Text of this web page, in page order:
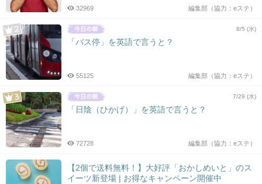
編集部（協力：eステ）
32969
8/5 (水)
「バス停」を英語で言うと？
編集部（協力：eステ）
55125
7/29 (水)
「日陰（ひかげ）」を英語で言うと？
編集部（協力：eステ）
72728
【2個で送料無料！】大好評「おかしめいと」のス
イーツ新登場 | お得なキャンペーン開催中